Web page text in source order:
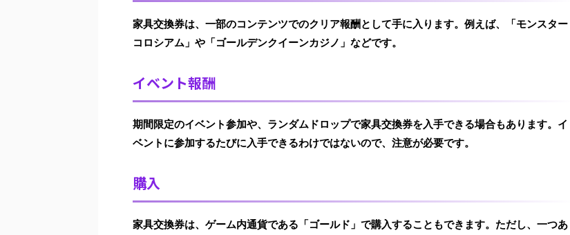
家具交換券は、一部のコンテンツでのクリア報酬として手に入ります。例えば、「モンスター
コロシアム」や「ゴールデンクイーンカジノ」などです。
イベント報酬
期間限定のイベント参加や、ランダムドロップで家具交換券を入手できる場合もあります。イ
ベントに参加するたびに入手できるわけではないので、注意が必要です。
購入
家具交換券は、ゲーム内通貨である「ゴールド」で購入することもできます。ただし、一つあ